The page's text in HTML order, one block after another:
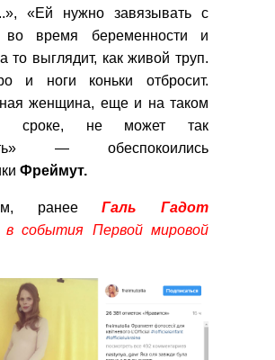
«Ей нужно завязывать с
во время беременности и
то выглядит, как живой труп.
и ноги коньки отбросит.
женщина, еще и на таком
сроке, не может так
— обеспокоились
Фреймут.
ранееГаль Гадот
в события Первой мировой